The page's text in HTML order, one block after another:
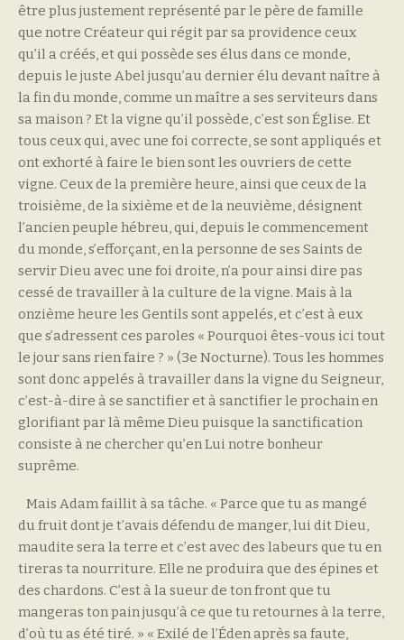
être plus justement représenté par le père de famille
que notre Créateur qui régit par sa providence ceux
qu’il a créés, et qui possède ses élus dans ce monde,
depuis le juste Abel jusqu’au dernier élu devant naître à
la fin du monde, comme un maître a ses serviteurs dans
sa maison ? Et la vigne qu’il possède, c’est son Église. Et
tous ceux qui, avec une foi correcte, se sont appliqués et
ont exhorté à faire le bien sont les ouvriers de cette
vigne. Ceux de la première heure, ainsi que ceux de la
troisième, de la sixième et de la neuvième, désignent
l’ancien peuple hébreu, qui, depuis le commencement
du monde, s’efforçant, en la personne de ses Saints de
servir Dieu avec une foi droite, n’a pour ainsi dire pas
cessé de travailler à la culture de la vigne. Mais à la
onzième heure les Gentils sont appelés, et c’est à eux
que s’adressent ces paroles « Pourquoi êtes-vous ici tout
le jour sans rien faire ? » (3e Nocturne). Tous les hommes
sont donc appelés à travailler dans la vigne du Seigneur,
c’est-à-dire à se sanctifier et à sanctifier le prochain en
glorifiant par là même Dieu puisque la sanctification
consiste à ne chercher qu’en Lui notre bonheur
suprême.
Mais Adam faillit à sa tâche. « Parce que tu as mangé
du fruit dont je t’avais défendu de manger, lui dit Dieu,
maudite sera la terre et c’est avec des labeurs que tu en
tireras ta nourriture. Elle ne produira que des épines et
des chardons. C’est à la sueur de ton front que tu
mangeras ton pain jusqu’à ce que tu retournes à la terre,
d’où tu as été tiré. » « Exilé de l’Éden après sa faute,